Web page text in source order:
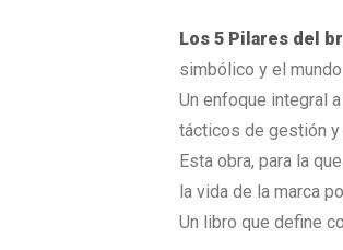
Los 5 Pilares del
simbólico y el
Un enfoque integral
tácticos de gestión y
Esta obra, para la
la vida de la marca
Un libro que define